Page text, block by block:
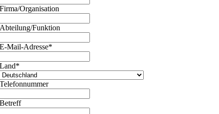
Firma/Organisation
Abteilung/Funktion
E-Mail-Adresse*
Land*
Telefonnummer
Betreff